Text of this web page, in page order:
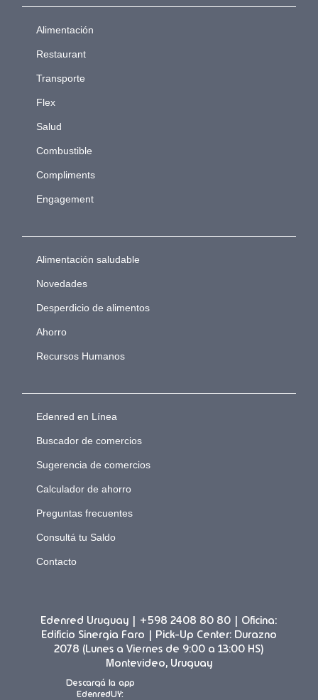
Alimentación
Restaurant
Transporte
Flex
Salud
Combustible
Compliments
Engagement
Alimentación saludable
Novedades
Desperdicio de alimentos
Ahorro
Recursos Humanos
Edenred en Línea
Buscador de comercios
Sugerencia de comercios
Calculador de ahorro
Preguntas frecuentes
Consultá tu Saldo
Contacto
Edenred Uruguay | +598 2408 80 80 | Oficina:
Edificio Sinergia Faro | Pick-Up Center: Durazno
2078 (Lunes a Viernes de 9:00 a 13:00 HS)
Montevideo, Uruguay
Descargá la app
EdenredUY: